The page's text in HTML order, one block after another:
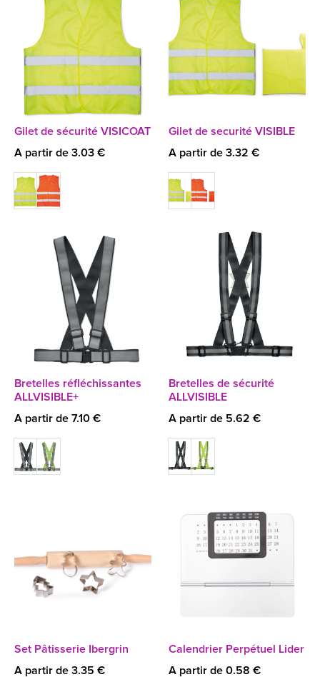
Gilet de sécurité VISICOAT
A partir de 3.03 €
Gilet de securité VISIBLE
A partir de 3.32 €
Bretelles réfléchissantes
ALLVISIBLE+
A partir de 7.10 €
Bretelles de sécurité
ALLVISIBLE
A partir de 5.62 €
Set Pâtisserie Ibergrin
A partir de 3.35 €
Calendrier Perpétuel Lider
A partir de 0.58 €